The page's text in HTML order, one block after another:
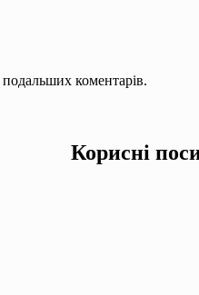
подальших коментарів.
Корисні